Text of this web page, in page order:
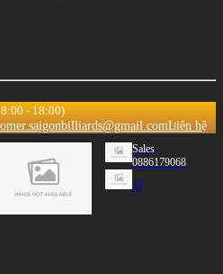
- 18:00)
Liên hệ
Sales
0886179068
0